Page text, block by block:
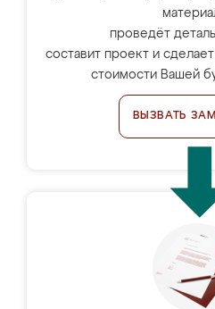
проведёт
составит проект и
стоимости Вашей
ВЫЗВАТЬ